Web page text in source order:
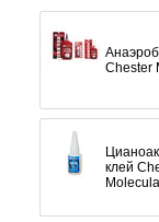
Chester
клей